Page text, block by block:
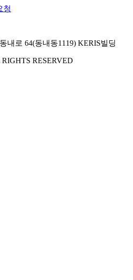
청
내로 64(동내동1119) KERIS빌딩
RESERVED